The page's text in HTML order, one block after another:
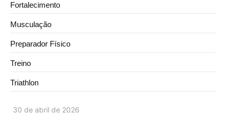
30 de abril de 2026
Fortalecimento
Musculação
Preparador Físico
Treino
Triathlon